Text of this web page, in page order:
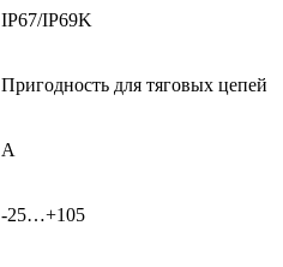
IP67/IP69K
Пригодность для тяговых цепей
A
-25…+105